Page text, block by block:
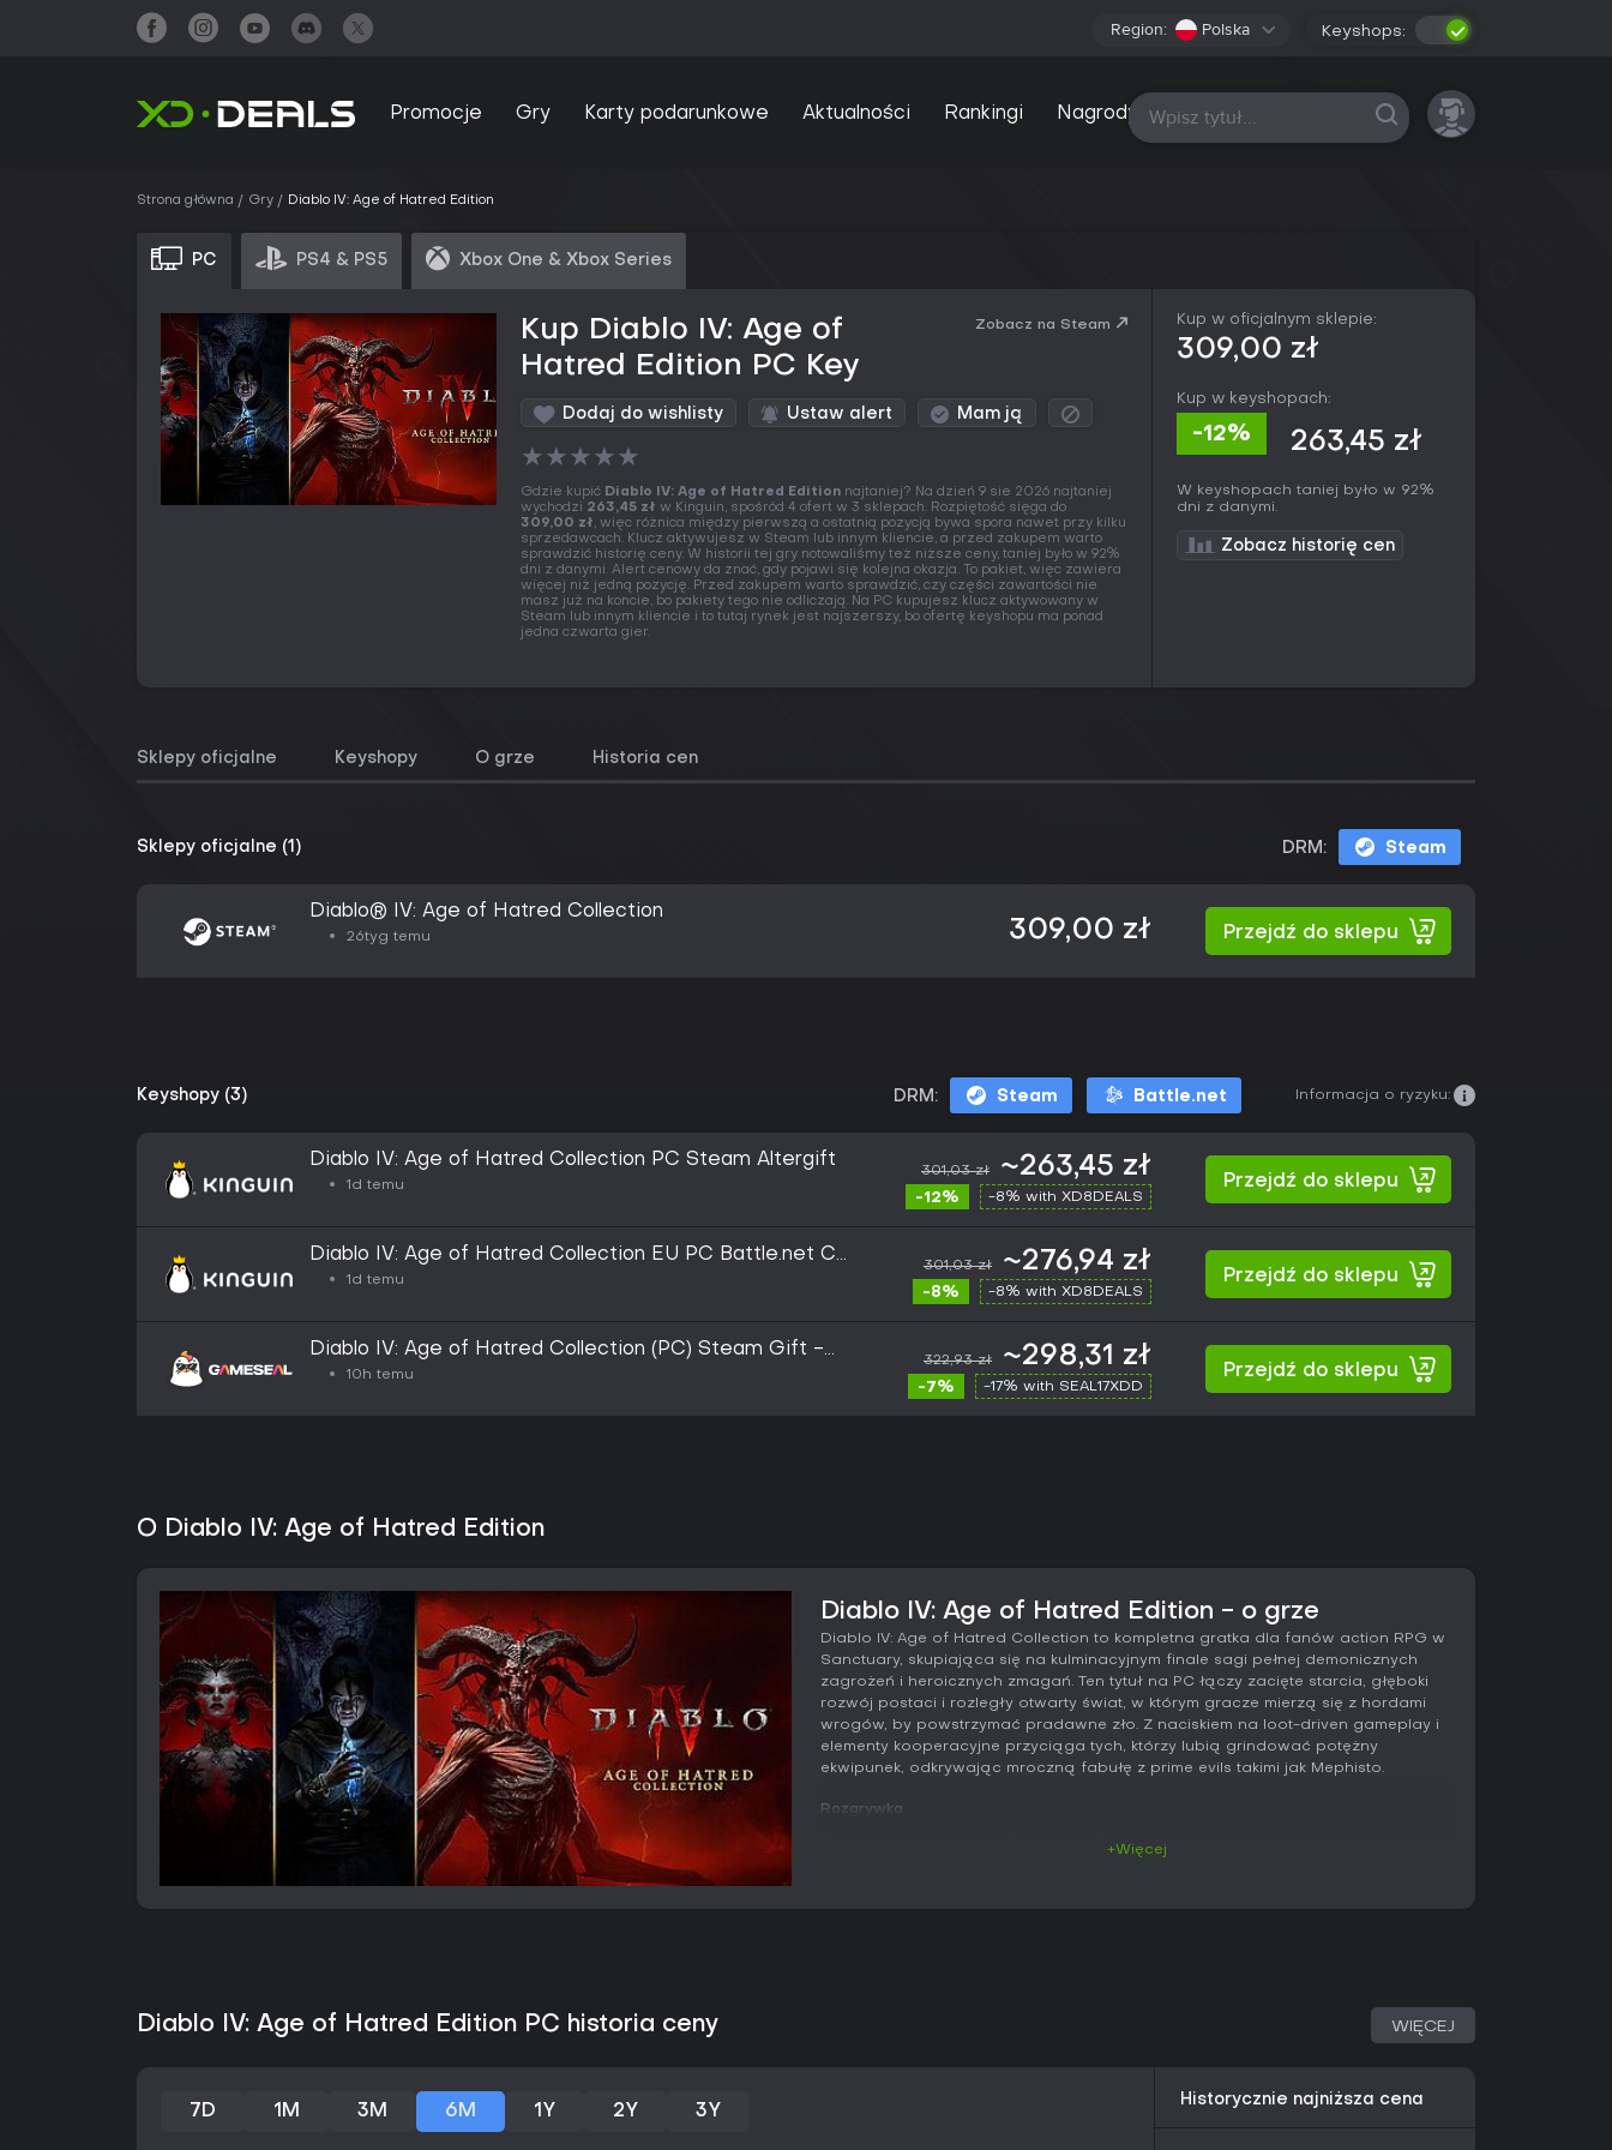
Region: Polska Keyshops:
Promocje Gry Karty podarunkowe Aktualności Rankingi Nagrody Wszystkie platformy
Strona główna Gry Diablo IV: Age of Hatred Edition
PC PS4 & PS5 Xbox One & Xbox Series
Kup Diablo IV: Age of
Hatred Edition PC Key
Zobacz na Steam
Dodaj do wishlisty Ustaw alert Mam ją
★★★★★
Gdzie kupić Diablo IV: Age of Hatred Edition najtaniej? Na dzień 9 sie 2026 najtaniej
wychodzi 263,45 zł w Kinguin, spośród 4 ofert w 3 sklepach. Rozpiętość sięga do
309,00 zł, więc różnica między pierwszą a ostatnią pozycją bywa spora nawet przy kilku
sprzedawcach. Klucz aktywujesz w Steam lub innym kliencie, a przed zakupem warto
sprawdzić historię ceny. W historii tej gry notowaliśmy też niższe ceny, taniej było w 92%
dni z danymi. Alert cenowy da znać, gdy pojawi się kolejna okazja. To pakiet, więc zawiera
więcej niż jedną pozycję. Przed zakupem warto sprawdzić, czy części zawartości nie
masz już na koncie, bo pakiety tego nie odliczają. Na PC kupujesz klucz aktywowany w
Steam lub innym kliencie i to tutaj rynek jest najszerszy, bo ofertę keyshopu ma ponad
jedna czwarta gier.
Kup w oficjalnym sklepie:
309,00 zł
Kup w keyshopach:
-12% 263,45 zł
W keyshopach taniej było w 92%
dni z danymi.
Zobacz historię cen
Sklepy oficjalne Keyshopy O grze Historia cen
Sklepy oficjalne (1) DRM: Steam
Diablo® IV: Age of Hatred Collection
26tyg temu 309,00 zł Przejdź do sklepu
Keyshopy (3) DRM: Steam Battle.net Informacja o ryzyku:
Diablo IV: Age of Hatred Collection PC Steam Altergift
1d temu
301,03 zł ~263,45 zł
-12% -8% with XD8DEALS
Przejdź do sklepu
Diablo IV: Age of Hatred Collection EU PC Battle.net CD
Key
1d temu
301,03 zł ~276,94 zł
-8% -8% with XD8DEALS
Przejdź do sklepu
Diablo IV: Age of Hatred Collection (PC) Steam Gift -
GLOBAL
10h temu
322,93 zł ~298,31 zł
-7% -17% with SEAL17XDD
Przejdź do sklepu
O Diablo IV: Age of Hatred Edition
Diablo IV: Age of Hatred Edition - o grze
Diablo IV: Age of Hatred Collection to kompletna gratka dla fanów action RPG w
Sanctuary, skupiająca się na kulminacyjnym finale sagi pełnej demonicznych
zagrożeń i heroicznych zmagań. Ten tytuł na PC łączy zacięte starcia, głęboki
rozwój postaci i rozległy otwarty świat, w którym gracze mierzą się z hordami
wrogów, by powstrzymać pradawne zło. Z naciskiem na loot-driven gameplay i
elementy kooperacyjne przyciąga tych, którzy lubią grindować potężny
ekwipunek, odkrywając mroczną fabułę z prime evils takimi jak Mephisto.
Rozgrywka
możliwości personalizacji dla każdej klasy. Gracze rozdzielają do 83 punktów po
Nowe mechaniki pogłębiają progresję: system Talismanów otwiera sloty na
socketów z materiałów z endgame'owych aktywności. Zarządzanie lootem
+Więcej
Diablo IV: Age of Hatred Edition PC historia ceny WIĘCEJ
7D 1M 3M 6M 1Y 2Y 3Y
Historycznie najniższa cena